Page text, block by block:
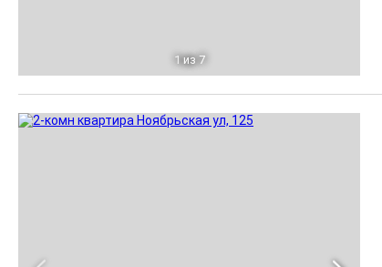
1 из 7